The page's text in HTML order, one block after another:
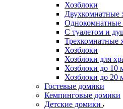
Хозблоки
Двухкомнатные
Однокомнатные
С туалетом и
Трехкомнатные
Хозблоки
Хозблоки для
Хозблоки до 10
Хозблоки до 20
Гостевые домики
Кемпинговые домики
Детские домики